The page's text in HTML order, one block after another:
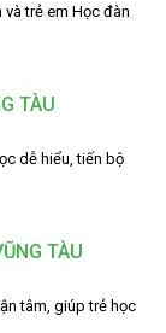
và trẻ em Học đàn
TÀU
dễ hiểu, tiến bộ
TÀU
tâm, giúp trẻ học